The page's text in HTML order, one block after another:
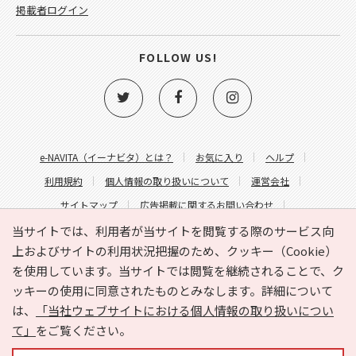
当サイトでは、利用者が当サイトを閲覧する際のサービス向
上およびサイトの利用状況把握のため、クッキー（Cookie）
を使用しています。当サイトでは閲覧を継続されることで、ク
ッキーの使用に同意されたものとみなします。詳細について
は、
「当社ウェブサイトにおける個人情報の取り扱いについ
て」 をご覧ください。
e-NAVITA（イーナビタ）とは？ お気に入り
ヘルプ
利用規約
個人情報の取り扱いについて
運営会社
サイトマップ
広告掲載に関するお問い合わせ
サイトの内容に関するお問い合わせ
掲載者ログイン
FOLLOW US!
Copyright © HYOJITO.Co.,Ltd. All Rights Reserved.